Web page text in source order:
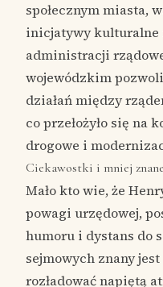
społecznym miasta,
inicjatywy kulturalne
administracji
wojewódzkim
działań między
co przełożyło się na
drogowe i
Ciekawostki i mniej
Mało kto wie, że
powagi urzędowej,
humoru i dystans do
sejmowych znany
rozładować napiętą